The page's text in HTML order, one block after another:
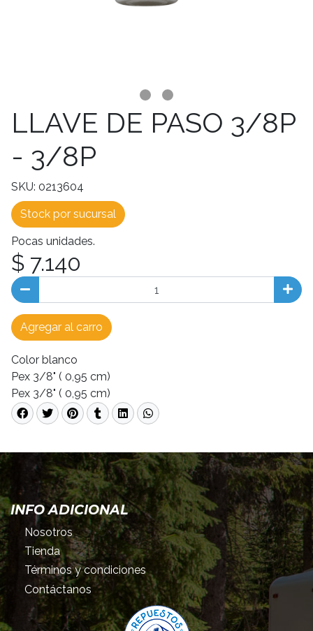
LLAVE DE PASO 3/8P
- 3/8P
SKU: 0213604
Stock por sucursal
Pocas unidades.
$ 7.140
Agregar al carro
Color blanco
Pex 3/8" ( 0,95 cm)
Pex 3/8" ( 0,95 cm)
INFO ADICIONAL
Nosotros
Tienda
Términos y condiciones
Contáctanos